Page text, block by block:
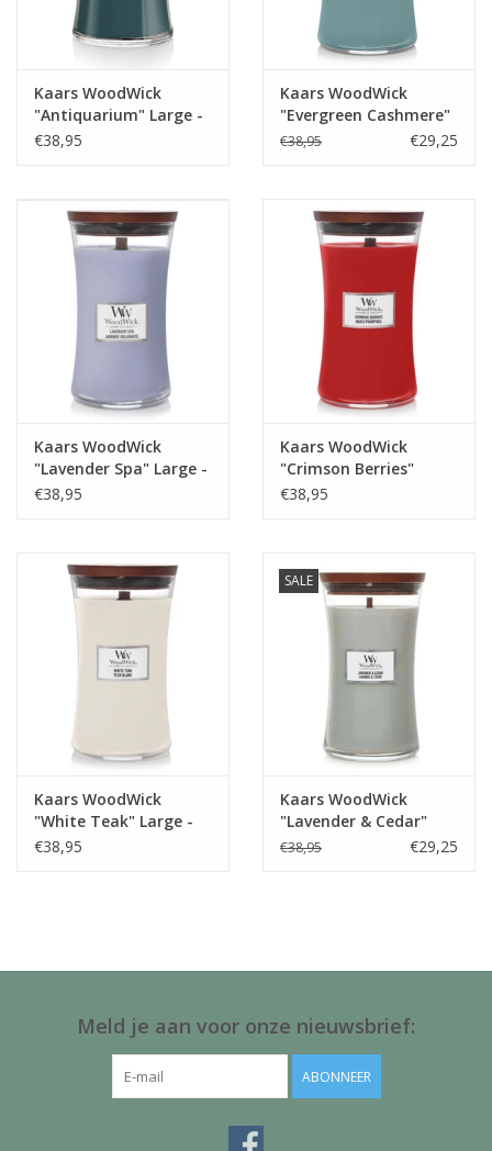
Kaars WoodWick
"Antiquarium" Large -
WoodWick
€38,95
Kaars WoodWick
"Evergreen Cashmere"
large - WoodWick
€38,95 €29,25
Kaars WoodWick
"Lavender Spa" Large -
WoodWick
€38,95
Kaars WoodWick
"Crimson Berries"
Large - WoodWick
€38,95
Kaars WoodWick
"White Teak" Large -
WoodWick
€38,95
SALE
Kaars WoodWick
"Lavender & Cedar"
Large - WoodWick
€38,95 €29,25
Meld je aan voor onze nieuwsbrief:
ABONNEER